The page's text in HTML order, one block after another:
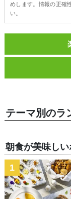
めします。情報の正確
い。
テーマ別のラ
朝食が美味し
1